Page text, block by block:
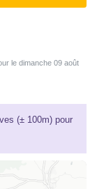
le dimanche 09 août
(± 100m) pour